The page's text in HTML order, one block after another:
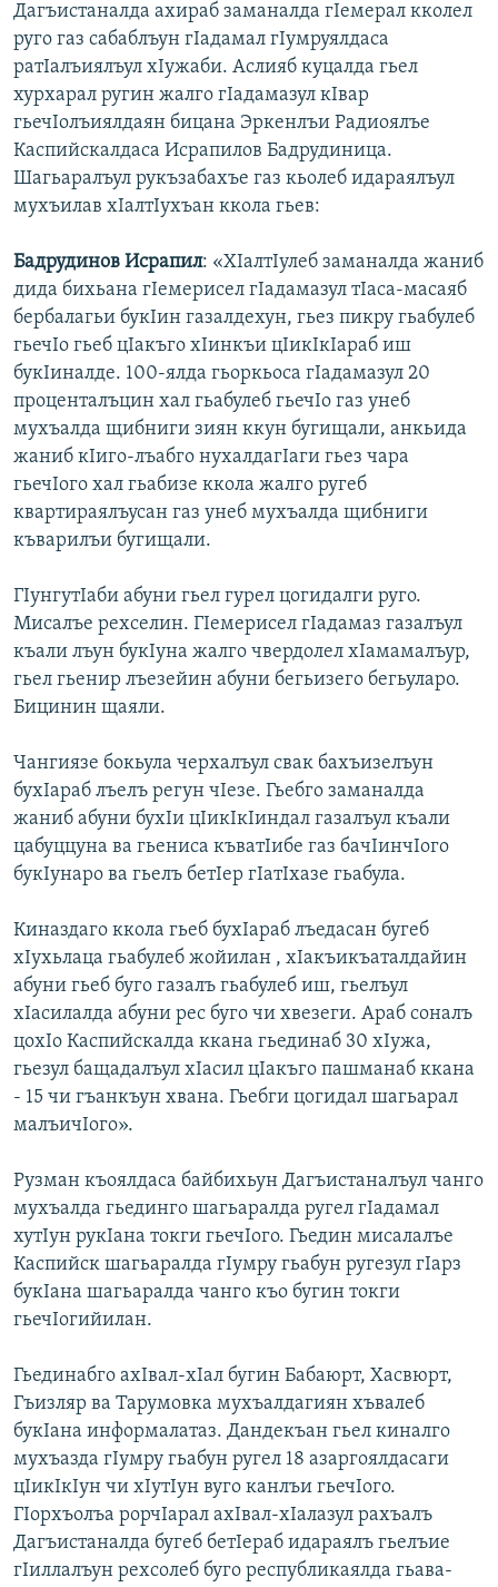
Дагъистаналда ахираб заманалда гIемерал кколел
руго газ сабаблъун гIадамал гIумруялдаса
ратIалъиялъул хIужаби. Аслияб куцалда гьел
хурхарал ругин жалго гIадамазул кIвар
гьечIолъиялдаян бицана Эркенлъи Радиоялъе
Каспийскалдаса Исрапилов Бадрудиница.
Шагьаралъул рукъзабахъе газ кьолеб идараялъул
мухъилав хIалтIухъан ккола гьев:
Бадрудинов Исрапил: «ХIалтIулеб заманалда жаниб
дида бихьана гIемерисел гIадамазул тIаса-масаяб
бербалагьи букIин газалдехун, гьез пикру гьабулеб
гьечIо гьеб цIакъго хIинкъи цIикIкIараб иш
букIиналде. 100-ялда гьоркьоса гIадамазул 20
проценталъцин хал гьабулеб гьечIо газ унеб
мухъалда щибниги зиян ккун бугищали, анкьида
жаниб кIиго-лъабго нухалдагIаги гьез чара
гьечIого хал гьабизе ккола жалго ругеб
квартираялъусан газ унеб мухъалда щибниги
къварилъи бугищали.
ГIунгутIаби абуни гьел гурел цогидалги руго.
Мисалъе рехселин. ГIемерисел гIадамаз газалъул
къали лъун букIуна жалго чвердолел хIамамалъур,
гьел гьенир лъезейин абуни бегьизего бегьуларо.
Бицинин щаяли.
Чангиязе бокьула черхалъул свак бахъизелъун
бухIараб лъелъ регун чIезе. Гьебго заманалда
жаниб абуни бухIи цIикIкIиндал газалъул къали
цабуццуна ва гьениса къватIибе газ бачIинчIого
букIунаро ва гьелъ бетIер гIатIхазе гьабула.
Киназдаго ккола гьеб бухIараб лъедасан бугеб
хIухьлаца гьабулеб жойилан , хIакъикъаталдайин
абуни гьеб буго газалъ гьабулеб иш, гьелъул
хIасилалда абуни рес буго чи хвезеги. Араб соналъ
цохIо Каспийскалда ккана гьединаб 30 хIужа,
гьезул бащадалъул хIасил цIакъго пашманаб ккана
- 15 чи гъанкъун хвана. Гьебги цогидал шагьарал
малъичIого».
Рузман къоялдаса байбихьун Дагъистаналъул чанго
мухъалда гьединго шагьаралда ругел гIадамал
хутIун рукIана токги гьечIого. Гьедин мисалалъе
Каспийск шагьаралда гIумру гьабун ругезул гIарз
букIана шагьаралда чанго къо бугин токги
гьечIогийилан.
Гьединабго ахIвал-хIал бугин Бабаюрт, Хасвюрт,
Гъизляр ва Тарумовка мухъалдагиян хъвалеб
букIана информалатаз. Дандекъан гьел киналго
мухъазда гIумру гьабун ругел 18 азаргоялдасаги
цIикIкIун чи хIутIун вуго канлъи гьечIого.
ГIорхъолъа рорчIарал ахIвал-хIалазул рахъалъ
Дагъистаналда бугеб бетIераб идараялъ гьелъие
гIиллалъун рехсолеб буго республикаялда гьава-